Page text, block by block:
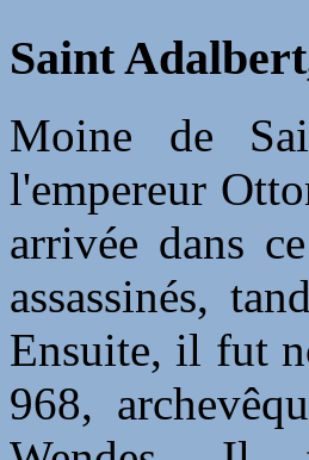
Saint
Moine de
l'empereur
arrivée dans
assassinés,
Ensuite, il fut
968,